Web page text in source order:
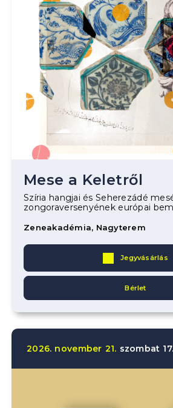
Mese a Keletről
Szíria hangjai és Seherezádé
zongoraversenyének európai
Zeneakadémia, Nagyterem
Jegyvásárlás
Bérlet
2026. november 21. szombat